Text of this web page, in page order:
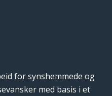
for synshemmede og
med basis i et